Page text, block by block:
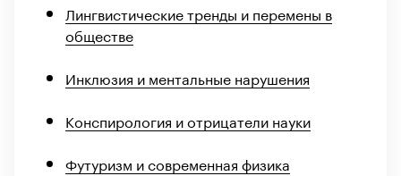
Лингвистические тренды и перемены в
обществе
Инклюзия и ментальные нарушения
Конспирология и отрицатели науки
Футуризм и современная физика